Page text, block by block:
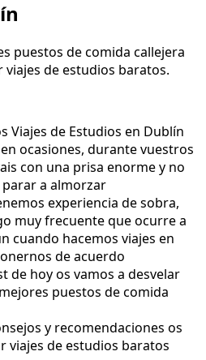
puestos de comida callejera
de estudios baratos.
Viajes de Estudios en Dublín
ocasiones, durante vuestros
con una prisa enorme y no
a almorzar
experiencia de sobra,
muy frecuente que ocurre a
cuando hacemos viajes en
de acuerdo
de hoy os vamos a desvelar
puestos de comida
y recomendaciones os
viajes de estudios baratos